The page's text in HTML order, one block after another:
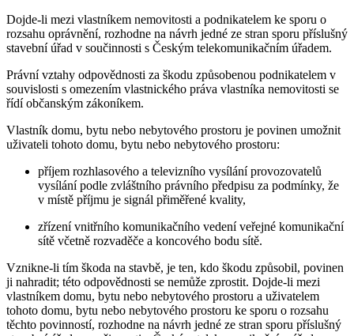
Dojde-li mezi vlastníkem nemovitosti a podnikatelem ke sporu o
rozsahu oprávnění, rozhodne na návrh jedné ze stran sporu příslušný
stavební úřad v součinnosti s Českým telekomunikačním úřadem.
Právní vztahy odpovědnosti za škodu způsobenou podnikatelem v
souvislosti s omezením vlastnického práva vlastníka nemovitosti se
řídí občanským zákoníkem.
Vlastník domu, bytu nebo nebytového prostoru je povinen umožnit
uživateli tohoto domu, bytu nebo nebytového prostoru:
příjem rozhlasového a televizního vysílání provozovatelů
vysílání podle zvláštního právního předpisu za podmínky, že
v místě příjmu je signál přiměřené kvality,
zřízení vnitřního komunikačního vedení veřejné komunikační
sítě včetně rozvaděče a koncového bodu sítě.
Vznikne-li tím škoda na stavbě, je ten, kdo škodu způsobil, povinen
ji nahradit; této odpovědnosti se nemůže zprostit. Dojde-li mezi
vlastníkem domu, bytu nebo nebytového prostoru a uživatelem
tohoto domu, bytu nebo nebytového prostoru ke sporu o rozsahu
těchto povinností, rozhodne na návrh jedné ze stran sporu příslušný